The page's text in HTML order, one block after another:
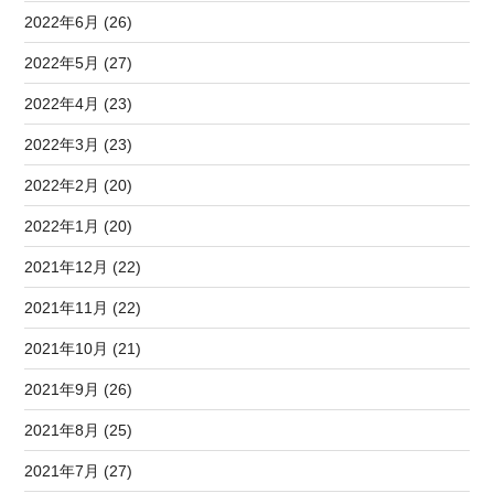
2022年6月 (26)
2022年5月 (27)
2022年4月 (23)
2022年3月 (23)
2022年2月 (20)
2022年1月 (20)
2021年12月 (22)
2021年11月 (22)
2021年10月 (21)
2021年9月 (26)
2021年8月 (25)
2021年7月 (27)